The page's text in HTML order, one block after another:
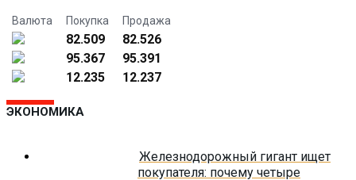
Валюта Покупка Продажа
82.509
82.526
95.367
95.391
12.235
12.237
ЭКОНОМИКА
Железнодорожный гигант ищет
покупателя: почему четыре